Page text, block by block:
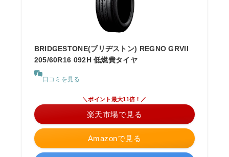
BRIDGESTONE(ブリヂストン) REGNO GRVII
205/60R16 092H 低燃費タイヤ
口コミを見る
Amazonで見る
＼ポイント最大11倍！／
楽天市場で見る